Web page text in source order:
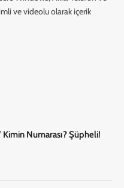
ve videolu olarak içerik
Numarası? Şüpheli!